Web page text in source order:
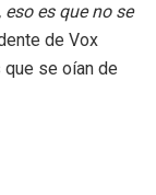
es que no se
de Vox
se oían de